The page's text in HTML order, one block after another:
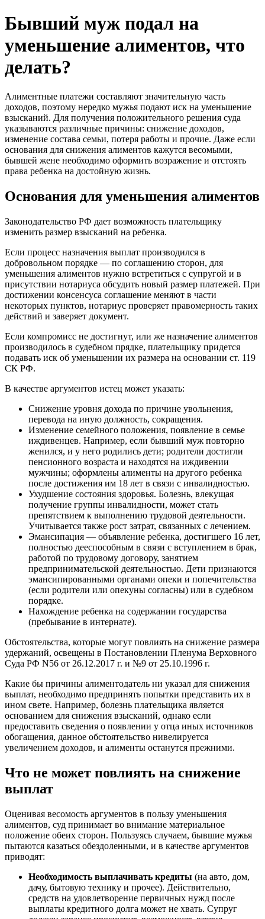
Бывший муж подал на
уменьшение алиментов, что
делать?
Алиментные платежи составляют значительную часть
доходов, поэтому нередко мужья подают иск на уменьшение
взысканий. Для получения положительного решения суда
указываются различные причины: снижение доходов,
изменение состава семьи, потеря работы и прочие. Даже если
основания для снижения алиментов кажутся весомыми,
бывшей жене необходимо оформить возражение и отстоять
права ребенка на достойную жизнь.
Основания для уменьшения алиментов
Законодательство РФ дает возможность плательщику
изменить размер взысканий на ребенка.
Если процесс назначения выплат производился в
добровольном порядке — по соглашению сторон, для
уменьшения алиментов нужно встретиться с супругой и в
присутствии нотариуса обсудить новый размер платежей. При
достижении консенсуса соглашение меняют в части
некоторых пунктов, нотариус проверяет правомерность таких
действий и заверяет документ.
Если компромисс не достигнут, или же назначение алиментов
производилось в судебном прядке, плательщику придется
подавать иск об уменьшении их размера на основании ст. 119
СК РФ.
В качестве аргументов истец может указать:
Снижение уровня дохода по причине увольнения,
перевода на иную должность, сокращения.
Изменение семейного положения, появление в семье
иждивенцев. Например, если бывший муж повторно
женился, и у него родились дети; родители достигли
пенсионного возраста и находятся на иждивении
мужчины; оформлены алименты на другого ребенка
после достижения им 18 лет в связи с инвалидностью.
Ухудшение состояния здоровья. Болезнь, влекущая
получение группы инвалидности, может стать
препятствием к выполнению трудовой деятельности.
Учитывается также рост затрат, связанных с лечением.
Эмансипация — объявление ребенка, достигшего 16 лет,
полностью дееспособным в связи с вступлением в брак,
работой по трудовому договору, занятием
предпринимательской деятельностью. Дети признаются
эмансипированными органами опеки и попечительства
(если родители или опекуны согласны) или в судебном
порядке.
Нахождение ребенка на содержании государства
(пребывание в интернате).
Обстоятельства, которые могут повлиять на снижение размера
удержаний, освещены в Постановлении Пленума Верховного
Суда РФ N56 от 26.12.2017 г. и №9 от 25.10.1996 г.
Какие бы причины алиментодатель ни указал для снижения
выплат, необходимо предпринять попытки представить их в
ином свете. Например, болезнь плательщика является
основанием для снижения взысканий, однако если
предоставить сведения о появлении у отца иных источников
обогащения, данное обстоятельство нивелируется
увеличением доходов, и алименты останутся прежними.
Что не может повлиять на снижение
выплат
Оценивая весомость аргументов в пользу уменьшения
алиментов, суд принимает во внимание материальное
положение обеих сторон. Пользуясь случаем, бывшие мужья
пытаются казаться обездоленными, и в качестве аргументов
приводят:
Необходимость выплачивать кредиты (на авто, дом,
дачу, бытовую технику и прочее). Действительно,
средств на удовлетворение первичных нужд после
выплаты кредитного долга может не хвать. Супруг